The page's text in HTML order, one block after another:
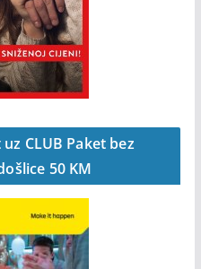
CLUB Paket bez
50 KM